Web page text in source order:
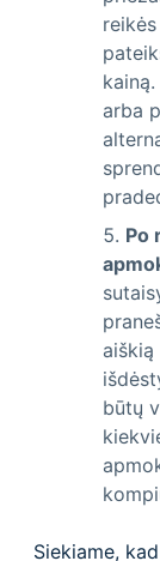
arba
Po
aiškią
būtų
Siekiame,